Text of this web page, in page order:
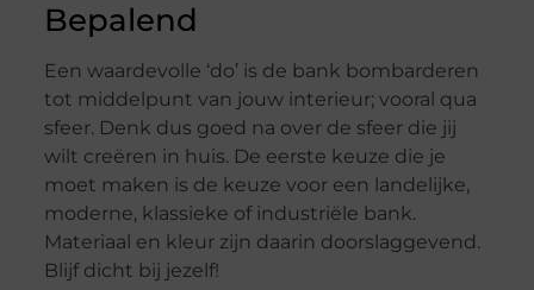
Bepalend
Een waardevolle ‘do’ is de bank bombarderen
tot middelpunt van jouw interieur; vooral qua
sfeer. Denk dus goed na over de sfeer die jij
wilt creëren in huis. De eerste keuze die je
moet maken is de keuze voor een landelijke,
moderne, klassieke of industriële bank.
Materiaal en kleur zijn daarin doorslaggevend.
Blijf dicht bij jezelf!